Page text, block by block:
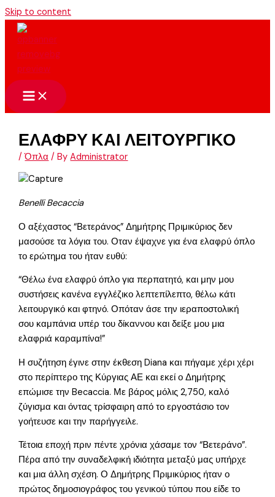
Skip to content
ΕΛΑΦΡΥ ΚΑΙ ΛΕΙΤΟΥΡΓΙΚΟ
/Όπλα / ByAdministrator
Benelli Becaccia
Ο αξέχαστος “Βετεράνος” Δημήτρης Πριμικύριος δεν
μασούσε τα λόγια του. Οταν έψαχνε για ένα ελαφρύ όπλο
το ερώτημα του ήταν ευθύ:
“Θέλω ένα ελαφρύ όπλο για περπατητό, και μην μου
συστήσεις κανένα εγγλέζικο λεπτεπίλεπτο, θέλω κάτι
λειτουργικό και φτηνό. Οπόταν άσε την ιεραποστολική
σου καμπάνια υπέρ του δίκαννου και δείξε μου μια
ελαφριά καραμπίνα!”
Η συζήτηση έγινε στην έκθεση Diana και πήγαμε χέρι χέρι
στο περίπτερο της Κύργιας ΑΕ και εκεί ο Δημήτρης
επώμισε την Becaccia. Με βάρος μόλις 2,750, καλό
ζύγισμα και όντας τρίσφαιρη από το εργοστάσιο τον
γοήτευσε και την παρήγγειλε.
Τέτοια εποχή πριν πέντε χρόνια χάσαμε τον “Βετεράνο”.
Πέρα από την συναδελφική ιδιότητα μεταξύ μας υπήρχε
και μια άλλη σχέση. Ο Δημήτρης Πριμικύριος ήταν ο
πρώτος δημοσιογράφος του γενικού τύπου που είδε το